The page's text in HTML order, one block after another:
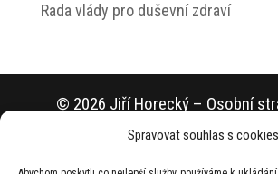
Spravovat souhlas s cookies
Rada vlády pro duševní zdraví
© 2026 Jiří Horecký – Osobní
Horeckého